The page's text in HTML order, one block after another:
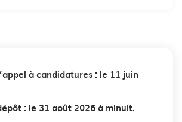
à candidatures : le 11 juin
: le 31 août 2026 à minuit.